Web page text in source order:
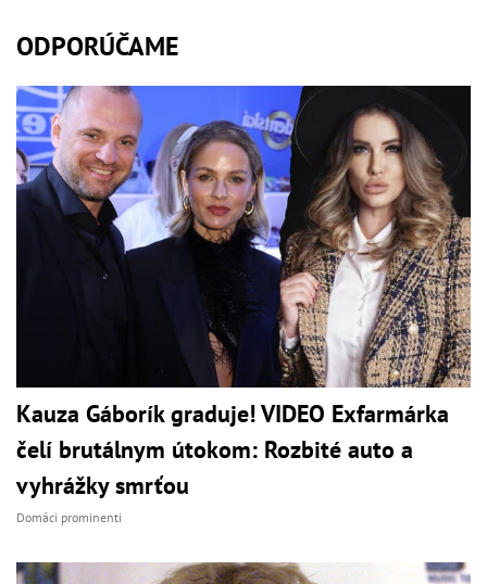
ODPORÚČAME
Kauza Gáborík graduje! VIDEO Exfarmárka
čelí brutálnym útokom: Rozbité auto a
vyhrážky smrťou
Domáci prominenti